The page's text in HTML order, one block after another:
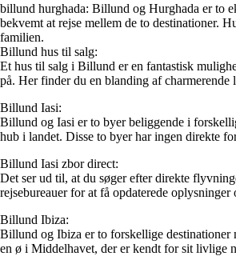
billund hurghada: Billund og Hurghada er to
bekvemt at rejse mellem de to destinationer.
familien.
Billund hus til salg:
Et hus til salg i Billund er en fantastisk
på. Her finder du en blanding af
Billund Iasi:
Billund og Iasi er to byer beliggende i
hub i landet. Disse to byer har ingen direkte
Billund Iasi zbor direct:
Det ser ud til, at du søger efter direkte
rejsebureauer for at få opdaterede
Billund Ibiza:
Billund og Ibiza er to forskellige destinationer
en ø i Middelhavet, der er kendt for sit livlige